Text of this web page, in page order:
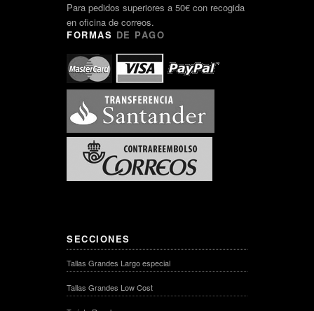
Para pedidos superiores a 50€ con recogida
en oficina de correos.
FORMAS DE PAGO
SECCIONES
Tallas Grandes Largo especial
Tallas Grandes Low Cost